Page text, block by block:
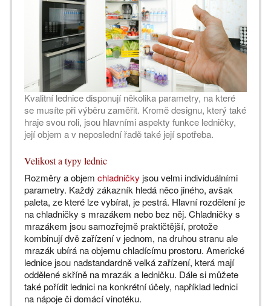
Kvalitní lednice disponují několika parametry, na které
se musíte při výběru zaměřit. Kromě designu, který také
hraje svou roli, jsou hlavními aspekty funkce ledničky,
její objem a v neposlední řadě také její spotřeba.
Velikost a typy lednic
Rozměry a objem chladničky jsou velmi individuálními
parametry. Každý zákazník hledá něco jiného, avšak
paleta, ze které lze vybírat, je pestrá. Hlavní rozdělení je
na chladničky s mrazákem nebo bez něj. Chladničky s
mrazákem jsou samozřejmě praktičtější, protože
kombinují dvě zařízení v jednom, na druhou stranu ale
mrazák ubírá na objemu chladícímu prostoru. Americké
lednice jsou nadstandardně velká zařízení, která mají
oddělené skříně na mrazák a ledničku. Dále si můžete
také pořídit lednici na konkrétní účely, například lednici
na nápoje či domácí vinotéku.